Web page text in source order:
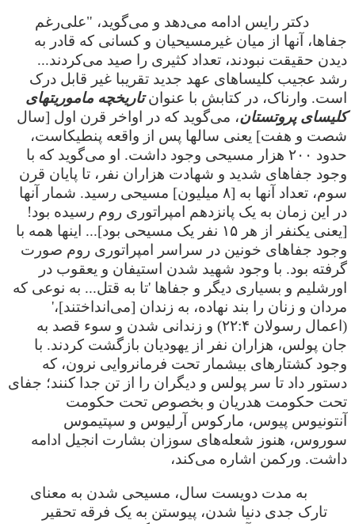
دکتر رایس ادامه می‌دهد و می‌گوید، "علی‌رغم
جفاها، آنها از میان غیرمسیحیان و کسانی که قادر به
دیدن حقیقت نبودند، تعداد کثیری را صید می‌کردند...
رشد عجیب کلیساهای عهد جدید تقریبا غیر قابل درک
است. وارناک، در کتابش با عنوانتاریخچه ماموریتهای
کلیسای پروتستان، می‌گوید که در اواخر قرن اول [سال
شصت و هفت] یعنی سالها پس از واقعه پنطیکاست،
حدود ۲۰۰ هزار مسیحی وجود داشت. او می‌گوید که با
وجود جفاهای شدید و شهادت هزاران نفر، تا پایان قرن
سوم، تعداد آنها به [۸ میلیون] مسیحی رسید. شمار آنها
در این زمان به یک پانزدهم امپراتوری روم رسیده بود!
[یعنی یکنفر از هر ۱۵ نفر یک مسیحی بود]... اینها همه با
وجود جفاهای خونین در سراسر امپراتوری روم صورت
گرفته بود. با وجود شهید شدن استیفان و یعقوب در
اورشلیم و بسیاری دیگر و جفاها 'تا به قتل... به نوعی که
مردان و زنان را بند نهاده، به زندان [می‌انداختند]،'
(اعمال رسولان ۲۲:۴) و زندانی شدن و سوء قصد به
جان پولس، هزاران نفر از یهودیان بازگشت کردند. با
وجود کشتارهای بیشمار تحت فرمانروایی نرون، که
دستور داد تا سر پولس و دیگران را از تن جدا کنند؛ جفای
تحت حکومت هدریان و بخصوص تحت حکومت
آنتونیوس پیوس، مارکوس آرلیوس و سپتیموس
سوروس، هنوز شعله‌های سوزان بشارت انجیل ادامه
داشت. ورکمن اشاره می‌کند،
به مدت دویست سال، مسیحی شدن به معنای
تارک جدی دنیا شدن، پیوستن به یک فرقه تحقیر